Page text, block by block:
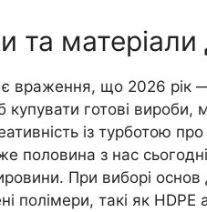
та
враження, що 2026 рік
готові вироби,
із турботою
з нас
При виборі
полімери, такі як